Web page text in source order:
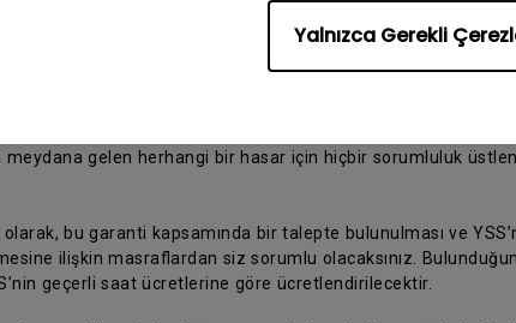
Yalnızca Gerekli
dikkate alınız. Orijinal ambalaj malzemesiyle
koymayı
meydana gelen herhangi bir hasar için hiçbir sorumluluk
olarak, bu garanti kapsamında bir talepte bulunulması ve
ilişkin masraflardan siz sorumlu olacaksınız.
geçerli saat ücretlerine göre ücretlendirilecektir.